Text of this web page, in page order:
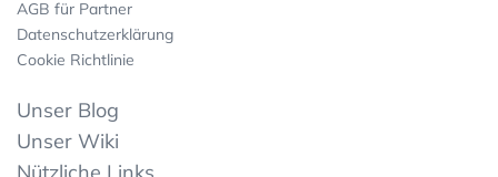
AGB für Partner
Datenschutzerklärung
Cookie Richtlinie
Unser Blog
Unser Wiki